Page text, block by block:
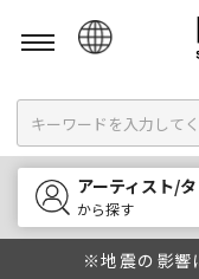
English
한국어
中文
アーティスト/
から探す
※地震の影響